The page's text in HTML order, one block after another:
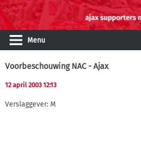
Menu
Voorbeschouwing NAC - Ajax
12 april 2003 12:13
Verslaggever: M